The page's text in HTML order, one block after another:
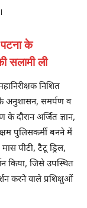
के
सलामी ली
निशित
अनुशासन, समर्पण व
के दौरान अर्जित ज्ञान,
पुलिसकर्मी बनने में
पीटी, टैटू ड्रिल,
किया, जिसे उपस्थित
करने वाले प्रशिक्षुओं